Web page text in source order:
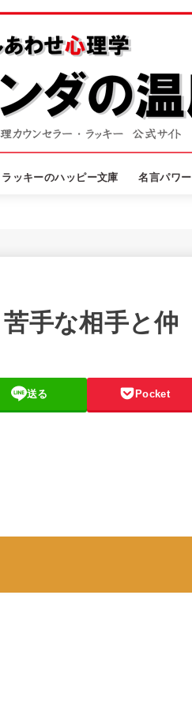
ラッキーのハッピー文庫 名言パワー
手な相手と仲
送る Pocket